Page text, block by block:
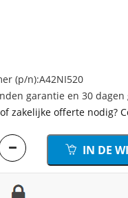
(p/n):A42NI520
garantie en 30
zakelijke offerte nodig?
IN DE